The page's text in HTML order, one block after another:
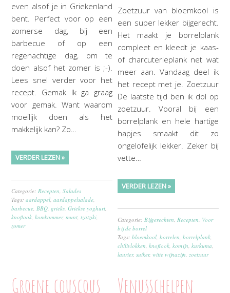
even alsof je in Griekenland
bent. Perfect voor op een
zomerse dag, bij een
barbecue of op een
regenachtige dag, om te
doen alsof het zomer is ;-).
Lees snel verder voor het
recept. Gemak Ik ga graag
voor gemak. Want waarom
moeilijk doen als het
makkelijk kan? Zo…
VERDER LEZEN »
Categorie: Recepten ,Salades
Tags:aardappel ,aardappelsalade
barbecue BBQ grieks ,Griekse yoghurt
knoflook ,komkommer,munt ,tzatziki
zomer
Zoetzuur van bloemkool is
een super lekker bijgerecht.
Het maakt je borrelplank
compleet en kleedt je kaas-
of charcuterieplank net wat
meer aan. Vandaag deel ik
het recept met je. Zoetzuur
De laatste tijd ben ik dol op
zoetzuur. Vooral bij een
borrelplank en hele hartige
hapjes smaakt dit zo
ongelofelijk lekker. Zeker bij
vette…
VERDER LEZEN »
Categorie: Bijgerechten Recepten Voor
bij de borrel
Tags:bloemkool ,borrelen ,borrelplank
chilivlokken ,knoflook ,komijn ,kurkuma
laurier,suiker,witte wijnazijn zoetzuur
Groene couscous Venusschelpen